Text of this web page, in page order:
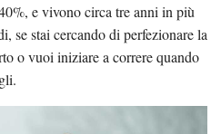
e vivono circa tre anni in più
se stai cercando di perfezionare la
o vuoi iniziare a correre quando